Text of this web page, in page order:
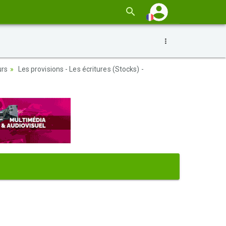
Les provisions - Les écritures (Stocks) -